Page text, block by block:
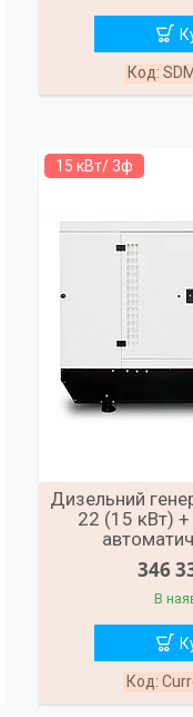
15 кВт/ 3ф
Дизельний
22 (15 кВт) +
346
В